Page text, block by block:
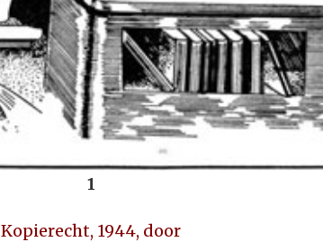
1
Kopierecht, 1944, door